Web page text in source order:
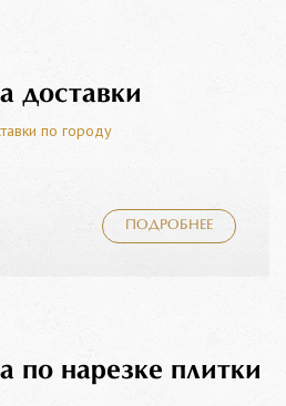
доставки
по городу
ПОДРОБНЕЕ
по нарезке плитки